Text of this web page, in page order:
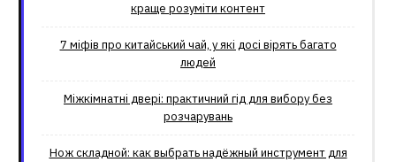
краще розуміти контент
7 міфів про китайський чай, у які досі вірять багато
людей
Міжкімнатні двері: практичний гід для вибору без
розчарувань
Нож складной: как выбрать надёжный инструмент для